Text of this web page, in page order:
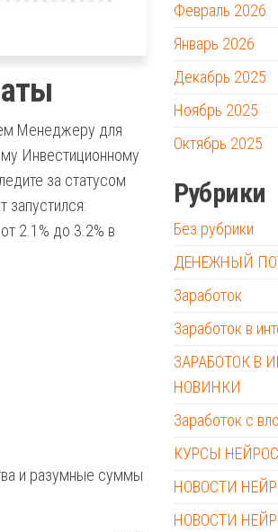
Менеджеру для
Инвестиционному
за статусом
запустился:
2.1% до 3.2% в
и разумные суммы
Февраль 2026
Январь 2026
Декабрь 2025
Ноябрь 2025
Октябрь 2025
Рубрики
Без рубрики
ДЕНЕЖНЫЙ
Заработок
Заработок в
ЗАРАБОТОК В
НОВИНКИ
Заработок с
КУРСЫ
НОВОСТИ
НОВОСТИ